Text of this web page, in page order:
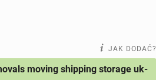
JAK DODAĆ?
moving shipping storage uk-